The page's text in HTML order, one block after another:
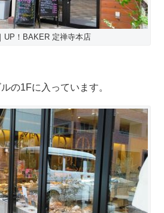
UP！BAKER 定禅寺本店
の1Fに入っています。